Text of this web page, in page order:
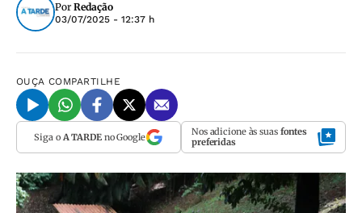
Por Redação
03/07/2025 - 12:37 h
OUÇA COMPARTILHE
Siga o A TARDEno Google Nos adicione às suas fontes
preferidas